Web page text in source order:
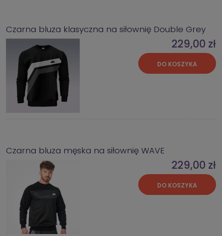
Czarna bluza klasyczna na siłownię Double Grey
229,00 zł
DO KOSZYKA
Czarna bluza męska na siłownię WAVE
229,00 zł
DO KOSZYKA